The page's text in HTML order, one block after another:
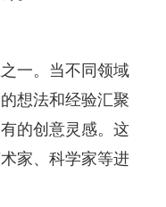
一。当不同领域
想法和经验汇聚
的创意灵感。这
家、科学家等进